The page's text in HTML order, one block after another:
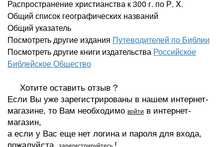
Распространение христианства к 300 г. по Р. X.
Общий список географических названий
Общий указатель
Посмотреть другие издания Путеводителей по Библии
Посмотреть другие книги издательства Российское
Библейское Общество
Хотите оставить отзыв ?
Если Вы уже зарегистрированы в нашем интернет-
магазине, то Вам необходимо войти в интернет-
магазин,
а если у Вас еще нет логина и пароля для входа,
пожалуйста,
!